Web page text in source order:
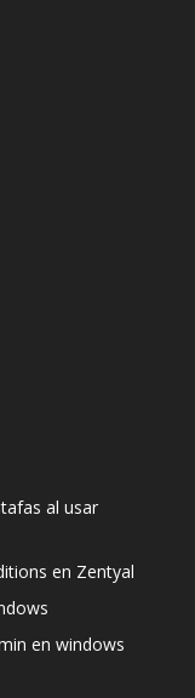
al usar
en Zentyal
en windows